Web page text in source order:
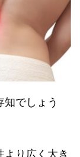
でしょう
り広く大き